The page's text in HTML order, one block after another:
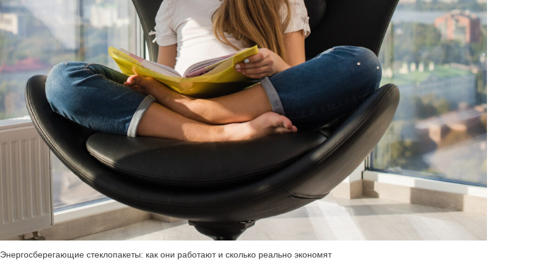
Энергосберегающие стеклопакеты: как они работают и сколько реально экономят